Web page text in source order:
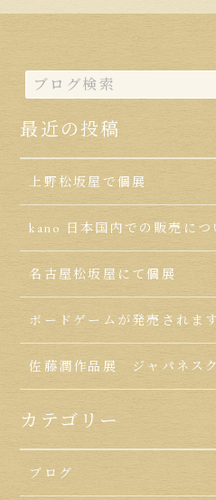
最近の投稿
上野松坂屋で個展
kano 日本国内での販売につ
名古屋松坂屋にて個展
ボードゲームが発売されます
佐藤潤作品展 ジャパネスク
カテゴリー
ブログ